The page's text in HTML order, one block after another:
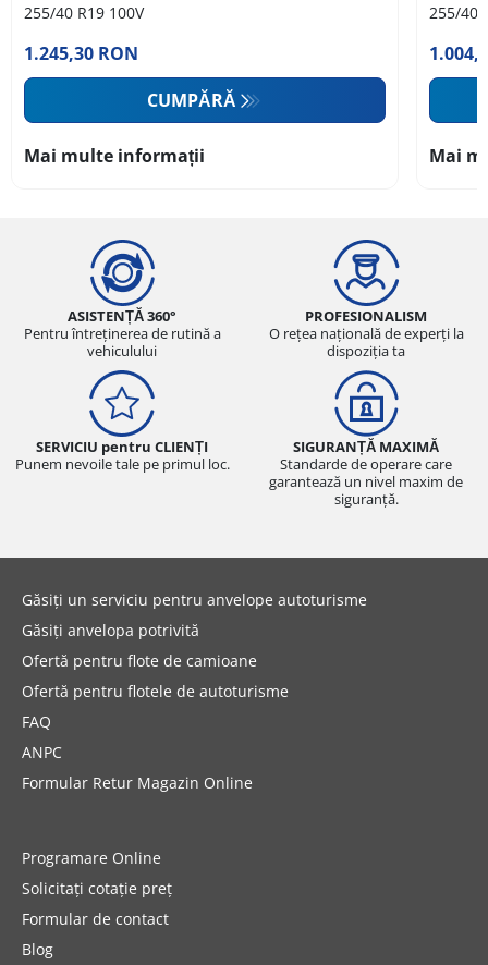
255/40 R19 100V
1.245,30 RON
CUMPĂRĂ
Mai multe informații
255/40
Mai
ASISTENȚĂ 360°
Pentru întreținerea de rutină a
vehiculului
PROFESIONALISM
O rețea națională de experți la
dispoziția ta
SERVICIU pentru CLIENȚI
Punem nevoile tale pe primul loc.
SIGURANȚĂ MAXIMĂ
Standarde de operare care
garantează un nivel maxim de
siguranță.
Găsiți un serviciu pentru anvelope autoturisme
Găsiți anvelopa potrivită
Ofertă pentru flote de camioane
Ofertă pentru flotele de autoturisme
FAQ
ANPC
Formular Retur Magazin Online
Programare Online
Solicitați cotație preț
Formular de contact
Blog